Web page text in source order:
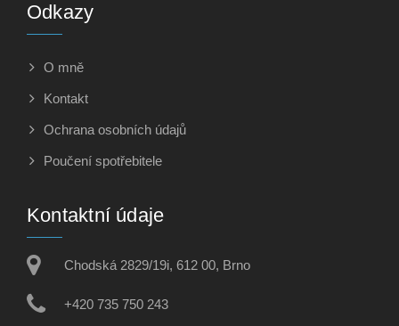
Odkazy
O mně
Kontakt
Ochrana osobních údajů
Poučení spotřebitele
Kontaktní údaje
Chodská 2829/19i, 612 00, Brno
+420 735 750 243